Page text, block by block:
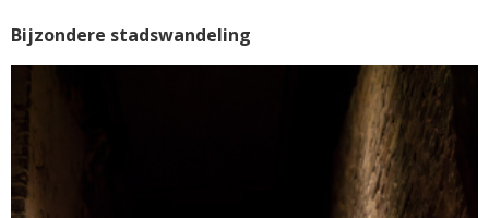
Bijzondere stadswandeling